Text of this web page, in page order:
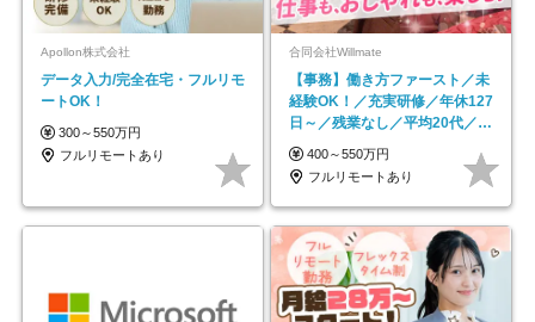
Apollon株式会社
データ入力/完全在宅・フルリモ
ートOK！
300～550万円
フルリモートあり
合同会社Willmate
【事務】働き方ファースト／未
経験OK！／充実研修／年休127
日～／残業なし／平均20代／リ
モートOK
400～550万円
フルリモートあり